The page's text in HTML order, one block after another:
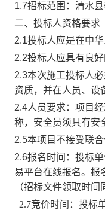
1.7招标范围： 清水
二、投标人资格要求
2.1投标人应是在中
2.2投标人应具有良
2.3本次施工投标人
资质，并在人员、设
2.4人员要求： 项目
称，安全员须具有安
2.5本项目不接受联合
2.6报名时间：投标
易平台在线报名。报
（招标文件领取时
2.7竞价时间：投标